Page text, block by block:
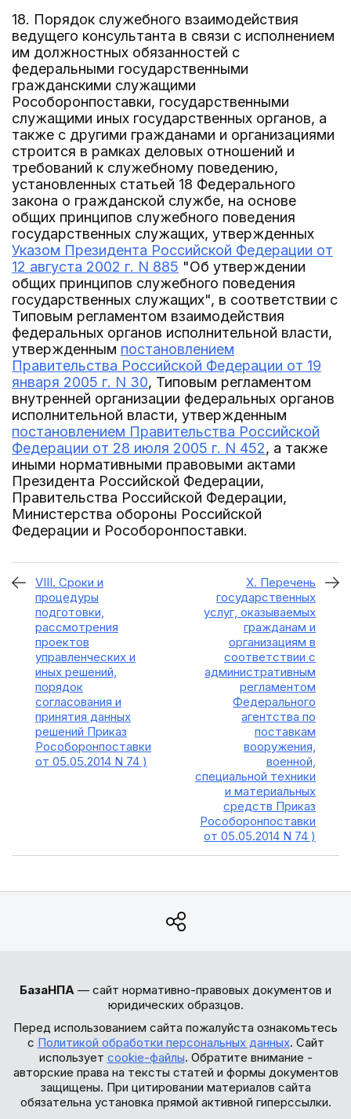
18. Порядок служебного взаимодействия
ведущего консультанта в связи с исполнением
им должностных обязанностей с
федеральными государственными
гражданскими служащими
Рособоронпоставки, государственными
служащими иных государственных органов, а
также с другими гражданами и организациями
строится в рамках деловых отношений и
требований к служебному поведению,
установленных статьей 18 Федерального
закона о гражданской службе, на основе
общих принципов служебного поведения
государственных служащих, утвержденных
Указом Президента Российской Федерации от
12 августа 2002 г. N 885 "Об утверждении
общих принципов служебного поведения
государственных служащих", в соответствии с
Типовым регламентом взаимодействия
федеральных органов исполнительной власти,
утвержденным постановлением
Правительства Российской Федерации от 19
января 2005 г. N 30, Типовым регламентом
внутренней организации федеральных органов
исполнительной власти, утвержденным
постановлением Правительства Российской
Федерации от 28 июля 2005 г. N 452, а также
иными нормативными правовыми актами
Президента Российской Федерации,
Правительства Российской Федерации,
Министерства обороны Российской
Федерации и Рособоронпоставки.
VIII. Сроки и
процедуры
подготовки,
рассмотрения
проектов
управленческих и
иных решений,
порядок
согласования и
принятия данных
решений Приказ
Рособоронпоставки
от 05.05.2014 N 74 )
X. Перечень
государственных
услуг, оказываемых
гражданам и
организациям в
соответствии с
административным
регламентом
Федерального
агентства по
поставкам
вооружения,
военной,
специальной техники
и материальных
средств Приказ
Рособоронпоставки
от 05.05.2014 N 74 )
БазаНПА — сайт нормативно-правовых документов и
юридических образцов.
Перед использованием сайта пожалуйста ознакомьтесь
с Политикой обработки персональных данных. Сайт
использует cookie-файлы. Обратите внимание -
авторские права на тексты статей и формы документов
защищены. При цитировании материалов сайта
обязательна установка прямой активной гиперссылки.